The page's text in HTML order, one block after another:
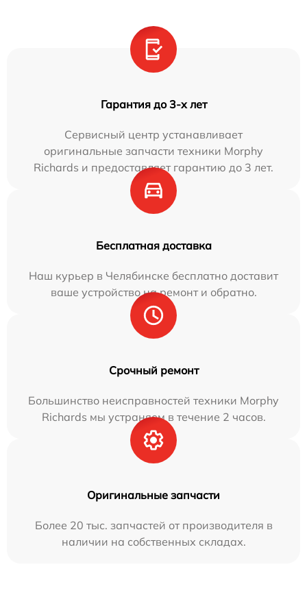
Гарантия до 3-х лет
Сервисный центр устанавливает
оригинальные запчасти техники Morphy
Richards и предоставляет гарантию до 3 лет.
Бесплатная доставка
Наш курьер в Челябинске бесплатно доставит
ваше устройство на ремонт и обратно.
Срочный ремонт
Большинство неисправностей техники Morphy
Richards мы устраняем в течение 2 часов.
Оригинальные запчасти
Более 20 тыс. запчастей от производителя в
наличии на собственных складах.